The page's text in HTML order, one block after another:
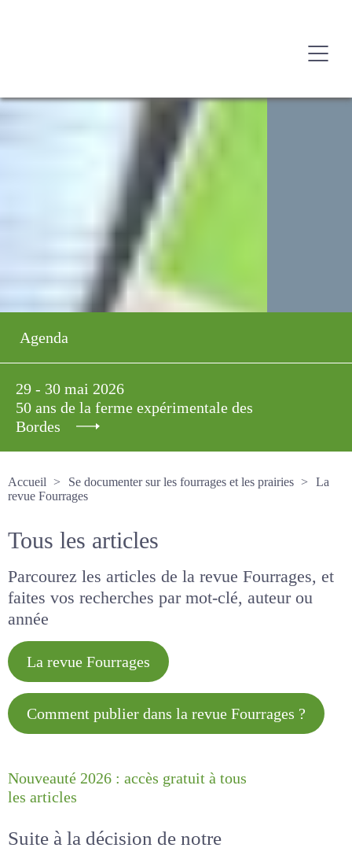
Agenda
29 - 30 mai 2026
50 ans de la ferme expérimentale des
Bordes
Accueil
Se documenter sur les fourrages et les prairies
La revue Fourrages
Tous les articles
Parcourez les articles de la revue Fourrages, et
faites vos recherches par mot-clé, auteur ou
année
La revue Fourrages
Comment publier dans la revue
Nouveauté 2026 : accès gratuit à